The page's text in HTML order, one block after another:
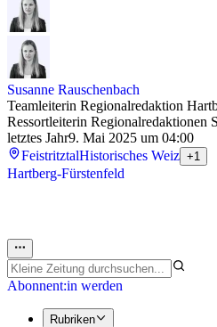
Susanne Rauschenbach
Teamleiterin Regionalredaktion
Ressortleiterin Regionalredaktionen
letztes Jahr9. Mai 2025 um 04:00
FeistritztalHistorisches Weiz +1
Hartberg-Fürstenfeld
Abonnent:in werden
Rubriken